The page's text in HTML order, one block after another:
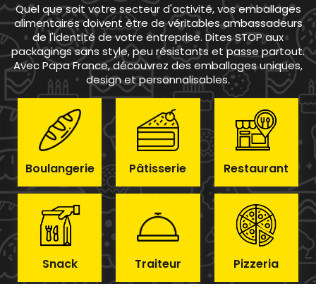
Quel que soit votre secteur d'activité, vos emballages
alimentaires doivent être de véritables ambassadeurs
de l'identité de votre entreprise. Dites STOP aux
packagings sans style, peu résistants et passe partout.
Avec Papa France, découvrez des emballages uniques,
design et personnalisables.
Boulangerie Pâtisserie Restaurant
Snack Traiteur Pizzeria